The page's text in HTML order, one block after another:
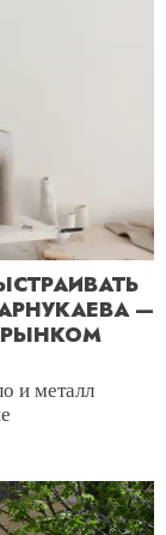
—
РЫНКОМ
и металл